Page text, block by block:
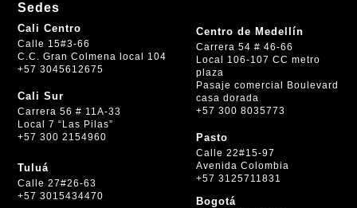
Sedes
Cali Centro
Calle 15#3-66
C.C. Gran Colmena local 104
+57 3045612675
Cali Sur
Carrera 56 # 11A-33
Local 7 “Las Pilas”
+57 300 2154960
Tuluá
Calle 27#26-63
+57 3015434470
Centro de Medellín
Carrera 54 # 46-66
Local 106-107 CC metro
plaza
Pasaje comercial Boulevard
casa dorada
+57 300 8035773
Pasto
Calle 22#15-97
Avenida Colombia
+57 3125711831
Bogotá